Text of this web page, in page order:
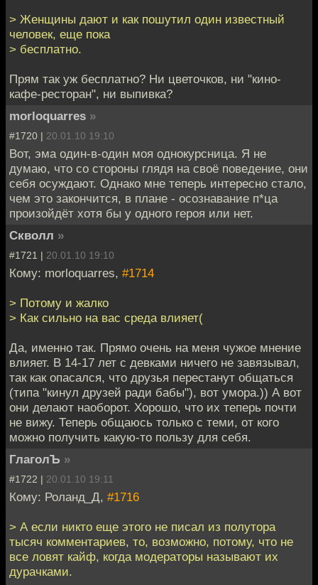
> Женщины дают и как пошутил один известный
человек, еще пока
> бесплатно.
Прям так уж бесплатно? Ни цветочков, ни "кино-
кафе-ресторан", ни выпивка?
morloquarres »
#1720 | 20.01.10 19:10
Вот, эма один-в-один моя однокурсница. Я не
думаю, что со стороны глядя на своё поведение, они
себя осуждают. Однако мне теперь интересно стало,
чем это закончится, в плане - осознавание п*ца
произойдёт хотя бы у одного героя или нет.
Скволл »
#1721 | 20.01.10 19:10
Кому: morloquarres, #1714
> Потому и жалко
> Как сильно на вас среда влияет(
Да, именно так. Прямо очень на меня чужое мнение
влияет. В 14-17 лет с девками ничего не завязывал,
так как опасался, что друзья перестанут общаться
(типа "кинул друзей ради бабы"), вот умора.)) А вот
они делают наоборот. Хорошо, что их теперь почти
не вижу. Теперь общаюсь только с теми, от кого
можно получить какую-то пользу для себя.
ГлаголЪ »
#1722 | 20.01.10 19:11
Кому: Роланд_Д, #1716
> А если никто еще этого не писал из полутора
тысяч комментариев, то, возможно, потому, что не
все ловят кайф, когда модераторы называют их
дурачками.